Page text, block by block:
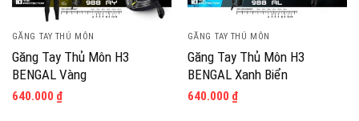
GĂNG TAY THỦ MÔN
Găng Tay Thủ Môn H3
BENGAL Vàng
640.000 ₫
GĂNG TAY THỦ MÔN
Găng Tay Thủ Môn H3
BENGAL Xanh Biển
640.000 ₫